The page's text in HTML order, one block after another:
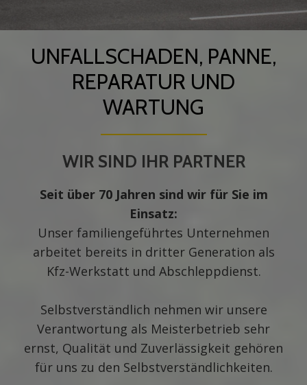
UNFALLSCHADEN, PANNE,
REPARATUR UND
WARTUNG
WIR SIND IHR PARTNER
Seit über 70 Jahren sind wir für Sie im
Einsatz:
Unser familiengeführtes Unternehmen
arbeitet bereits in dritter Generation als
Kfz-Werkstatt und Abschleppdienst.
Selbstverständlich nehmen wir unsere
Verantwortung als Meisterbetrieb sehr
ernst, Qualität und Zuverlässigkeit gehören
für uns zu den Selbstverständlichkeiten.